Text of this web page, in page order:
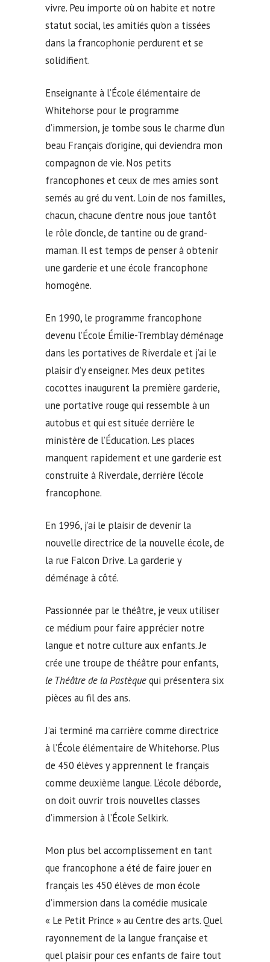
vivre. Peu importe où on habite et notre
statut social, les amitiés qu’on a tissées
dans la francophonie perdurent et se
solidifient.
Enseignante à l’École élémentaire de
Whitehorse pour le programme
d’immersion, je tombe sous le charme d’un
beau Français d’origine, qui deviendra mon
compagnon de vie. Nos petits
francophones et ceux de mes amies sont
semés au gré du vent. Loin de nos familles,
chacun, chacune d’entre nous joue tantôt
le rôle d’oncle, de tantine ou de grand-
maman. Il est temps de penser à obtenir
une garderie et une école francophone
homogène.
En 1990, le programme francophone
devenu l’École Émilie-Tremblay déménage
dans les portatives de Riverdale et j’ai le
plaisir d’y enseigner. Mes deux petites
cocottes inaugurent la première garderie,
une portative rouge qui ressemble à un
autobus et qui est située derrière le
ministère de l’Éducation. Les places
manquent rapidement et une garderie est
construite à Riverdale, derrière l’école
francophone.
En 1996, j’ai le plaisir de devenir la
nouvelle directrice de la nouvelle école, de
la rue Falcon Drive. La garderie y
déménage à côté.
Passionnée par le théâtre, je veux utiliser
ce médium pour faire apprécier notre
langue et notre culture aux enfants. Je
crée une troupe de théâtre pour enfants,
le Théâtre de la Pastèquequi présentera six
pièces au fil des ans.
J’ai terminé ma carrière comme directrice
à l’École élémentaire de Whitehorse. Plus
de 450 élèves y apprennent le français
comme deuxième langue. L’école déborde,
on doit ouvrir trois nouvelles classes
d’immersion à l’École Selkirk.
Mon plus bel accomplissement en tant
que francophone a été de faire jouer en
français les 450 élèves de mon école
d’immersion dans la comédie musicale
« Le Petit Prince » au Centre des arts. Quel
rayonnement de la langue française et
quel plaisir pour ces enfants de faire tout